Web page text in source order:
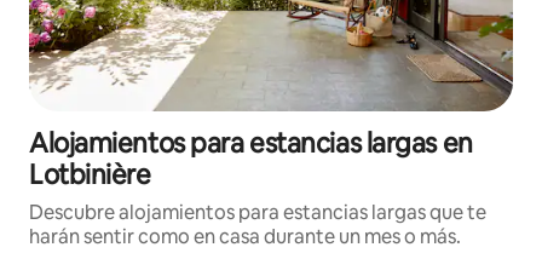
Alojamientos para estancias largas en
Lotbinière
Descubre alojamientos para estancias largas que te
harán sentir como en casa durante un mes o más.